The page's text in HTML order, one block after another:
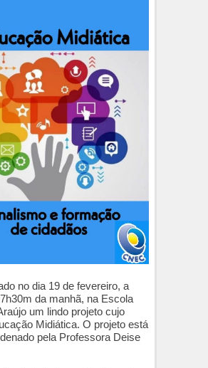
no dia 19 de fevereiro, a
da manhã, na Escola
um lindo projeto cujo
Midiática. O projeto está
pela Professora Deise